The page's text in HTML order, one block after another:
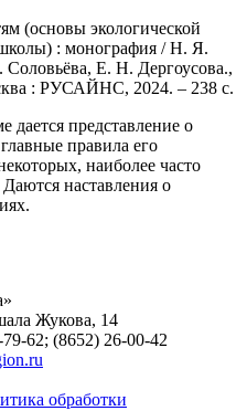
(основы экологической
: монография / Н. Я.
Е. Н. Дергоусова.,
: РУСАЙНС, 2024. – 238 с.
дается представление о
правила его
наиболее часто
наставления о
Жукова, 14
62; (8652) 26-00-42
обработки